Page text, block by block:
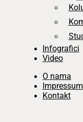
Infografici
Video
O nama
Impressum
Kontakt